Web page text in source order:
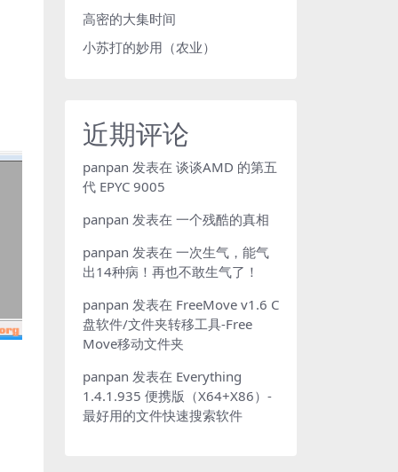
高密的大集时间
小苏打的妙用（农业）
近期评论
panpan 发表在 谈谈AMD 的第五
代 EPYC 9005
panpan 发表在 一个残酷的真相
panpan 发表在 一次生气，能气
出14种病！再也不敢生气了！
panpan 发表在 FreeMove v1.6 C
盘软件/文件夹转移工具-Free
Move移动文件夹
panpan 发表在 Everything
1.4.1.935 便携版（X64+X86）-
最好用的文件快速搜索软件